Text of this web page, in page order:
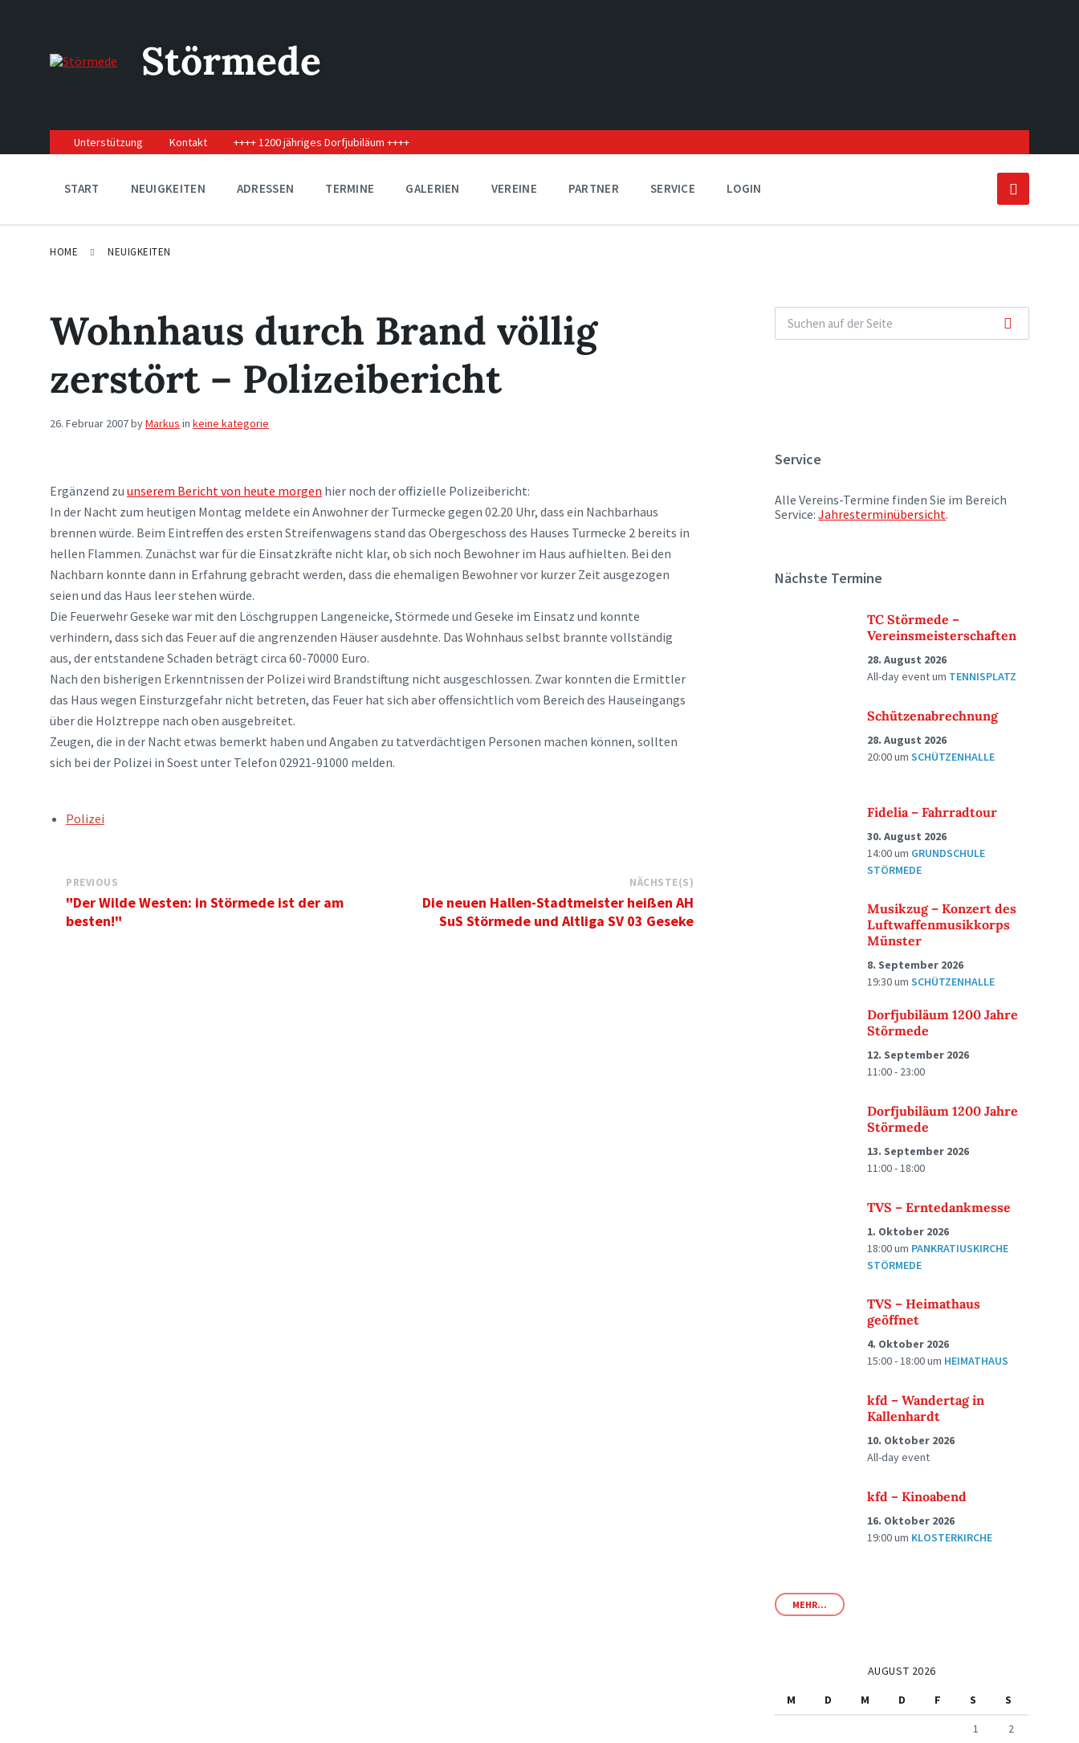
navigation
Störmede
Unterstützung Kontakt ++++ 1200 jähriges Dorfjubiläum ++++
START NEUIGKEITEN ADRESSEN TERMINE GALERIEN VEREINE PARTNER SERVICE LOGIN
HOME NEUIGKEITEN
Wohnhaus durch Brand völlig
zerstört – Polizeibericht
26. Februar 2007byMarkus in keine kategorie
Ergänzend zu unserem Bericht von heute morgen hier noch der offizielle Polizeibericht:
In der Nacht zum heutigen Montag meldete ein Anwohner der Turmecke gegen 02.20 Uhr, dass ein Nachbarhaus
brennen würde. Beim Eintreffen des ersten Streifenwagens stand das Obergeschoss des Hauses Turmecke 2 bereits in
hellen Flammen. Zunächst war für die Einsatzkräfte nicht klar, ob sich noch Bewohner im Haus aufhielten. Bei den
Nachbarn konnte dann in Erfahrung gebracht werden, dass die ehemaligen Bewohner vor kurzer Zeit ausgezogen
seien und das Haus leer stehen würde.
Die Feuerwehr Geseke war mit den Löschgruppen Langeneicke, Störmede und Geseke im Einsatz und konnte
verhindern, dass sich das Feuer auf die angrenzenden Häuser ausdehnte. Das Wohnhaus selbst brannte vollständig
aus, der entstandene Schaden beträgt circa 60-70000 Euro.
Nach den bisherigen Erkenntnissen der Polizei wird Brandstiftung nicht ausgeschlossen. Zwar konnten die Ermittler
das Haus wegen Einsturzgefahr nicht betreten, das Feuer hat sich aber offensichtlich vom Bereich des Hauseingangs
über die Holztreppe nach oben ausgebreitet.
Zeugen, die in der Nacht etwas bemerkt haben und Angaben zu tatverdächtigen Personen machen können, sollten
sich bei der Polizei in Soest unter Telefon 02921-91000 melden.
TAGS:Polizei
PREVIOUS
"Der Wilde Westen: in Störmede ist der am
besten!"
NÄCHSTE(S)
Die neuen Hallen-Stadtmeister heißen AH
SuS Störmede und Altliga SV 03 Geseke
Service
Alle Vereins-Termine finden Sie im Bereich
Service:Jahresterminübersicht.
Nächste Termine
TC Störmede –
Vereinsmeisterschaften
28. August 2026
All-day eventum TENNISPLATZ
Schützenabrechnung
28. August 2026
20:00umSCHÜTZENHALLE
Fidelia – Fahrradtour
30. August 2026
14:00um GRUNDSCHULE
STÖRMEDE
Musikzug – Konzert des
Luftwaffenmusikkorps
Münster
8. September 2026
19:30umSCHÜTZENHALLE
Dorfjubiläum 1200 Jahre
Störmede
12. September 2026
11:00 - 23:00
Dorfjubiläum 1200 Jahre
Störmede
13. September 2026
11:00 - 18:00
TVS – Erntedankmesse
1. Oktober 2026
18:00um PANKRATIUSKIRCHE
STÖRMEDE
TVS – Heimathaus
geöffnet
4. Oktober 2026
15:00 - 18:00um HEIMATHAUS
kfd – Wandertag in
Kallenhardt
10. Oktober 2026
All-day event
kfd – Kinoabend
16. Oktober 2026
19:00um KLOSTERKIRCHE
MEHR...
AUGUST 2026
M
D M D F S
S
1
2